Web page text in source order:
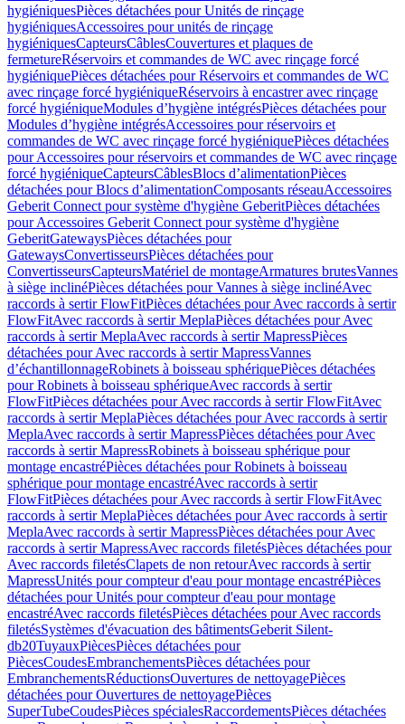
hygiéniquesPièces détachées pour Unités de rinçage
hygiéniquesAccessoires pour unités de rinçage
hygiéniquesCapteursCâblesCouvertures et plaques de
fermetureRéservoirs et commandes de WC avec rinçage forcé
hygiéniquePièces détachées pour Réservoirs et commandes de WC
avec rinçage forcé hygiéniqueRéservoirs à encastrer avec rinçage
forcé hygiéniqueModules d’hygiène intégrésPièces détachées pour
Modules d’hygiène intégrésAccessoires pour réservoirs et
commandes de WC avec rinçage forcé hygiéniquePièces détachées
pour Accessoires pour réservoirs et commandes de WC avec rinçage
forcé hygiéniqueCapteursCâblesBlocs d’alimentationPièces
détachées pour Blocs d’alimentationComposants réseauAccessoires
Geberit Connect pour système d'hygiène GeberitPièces détachées
pour Accessoires Geberit Connect pour système d'hygiène
GeberitGatewaysPièces détachées pour
GatewaysConvertisseursPièces détachées pour
ConvertisseursCapteursMatériel de montageArmatures brutesVannes
à siège inclinéPièces détachées pour Vannes à siège inclinéAvec
raccords à sertir FlowFitPièces détachées pour Avec raccords à sertir
FlowFitAvec raccords à sertir MeplaPièces détachées pour Avec
raccords à sertir MeplaAvec raccords à sertir MapressPièces
détachées pour Avec raccords à sertir MapressVannes
d’échantillonnageRobinets à boisseau sphériquePièces détachées
pour Robinets à boisseau sphériqueAvec raccords à sertir
FlowFitPièces détachées pour Avec raccords à sertir FlowFitAvec
raccords à sertir MeplaPièces détachées pour Avec raccords à sertir
MeplaAvec raccords à sertir MapressPièces détachées pour Avec
raccords à sertir MapressRobinets à boisseau sphérique pour
montage encastréPièces détachées pour Robinets à boisseau
sphérique pour montage encastréAvec raccords à sertir
FlowFitPièces détachées pour Avec raccords à sertir FlowFitAvec
raccords à sertir MeplaPièces détachées pour Avec raccords à sertir
MeplaAvec raccords à sertir MapressPièces détachées pour Avec
raccords à sertir MapressAvec raccords filetésPièces détachées pour
Avec raccords filetésClapets de non retourAvec raccords à sertir
MapressUnités pour compteur d'eau pour montage encastréPièces
détachées pour Unités pour compteur d'eau pour montage
encastréAvec raccords filetésPièces détachées pour Avec raccords
filetésSystèmes d'évacuation des bâtimentsGeberit Silent-
db20TuyauxPiècesPièces détachées pour
PiècesCoudesEmbranchementsPièces détachées pour
EmbranchementsRéductionsOuvertures de nettoyagePièces
détachées pour Ouvertures de nettoyagePièces
SuperTubeCoudesPièces spécialesRaccordementsPièces détachées